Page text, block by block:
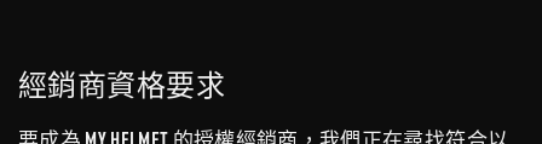
經銷商資格要求